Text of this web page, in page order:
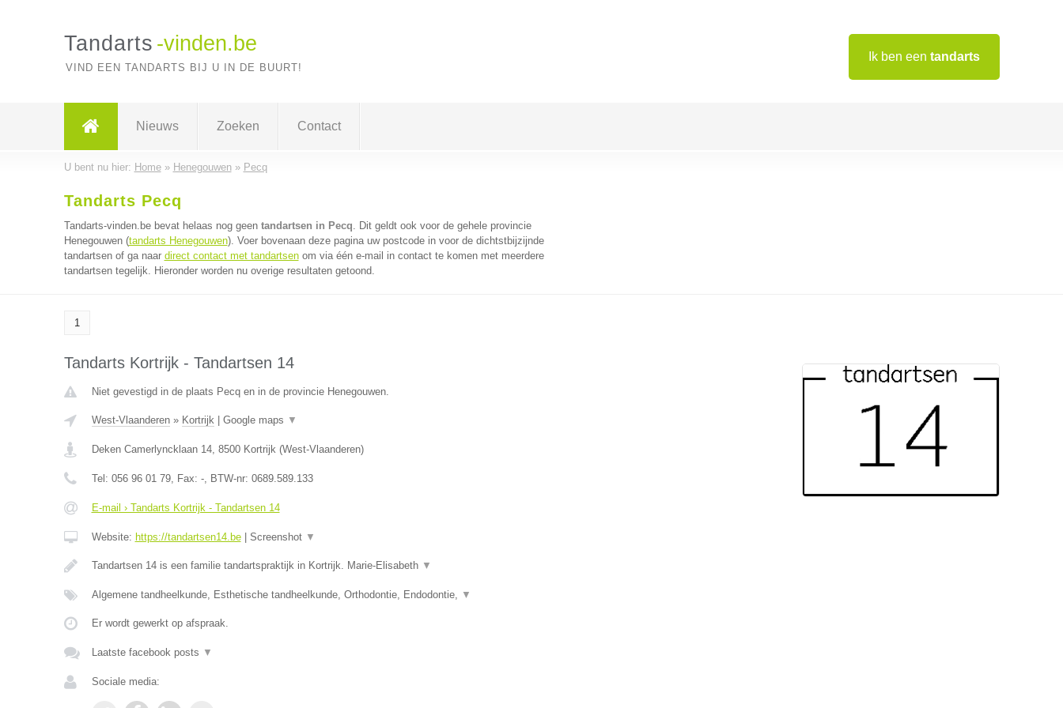
Ik ben een tandarts
Tandarts -vinden.be
VIND EEN TANDARTS BIJ U IN DE BUURT!
Nieuws Zoeken Contact
U bent nu hier: Home» Henegouwen» Pecq
Tandarts Pecq
Tandarts-vinden.be bevat helaas nog geen tandartsen in Pecq. Dit geldt ook voor de gehele provincie
Henegouwen (tandarts Henegouwen). Voer bovenaan deze pagina uw postcode in voor de dichtstbijzijnde
tandartsen of ga naar direct contact met tandartsenom via één e-mail in contact te komen met meerdere
tandartsen tegelijk. Hieronder worden nu overige resultaten getoond.
1
Tandarts Kortrijk - Tandartsen 14
Niet gevestigd in de plaats Pecq en in de provincie Henegouwen.
West-Vlaanderen» Kortrijk| Google maps ▼
Deken Camerlyncklaan 14, 8500 Kortrijk(West-Vlaanderen)
Tel: 056 96 01 79, Fax: -, BTW-nr: 0689.589.133
E-mail › Tandarts Kortrijk - Tandartsen 14
Website: https://tandartsen14.be| Screenshot ▼
Tandartsen 14 is een familie tandartspraktijk in Kortrijk. Marie-Elisabeth ▼
Algemene tandheelkunde, Esthetische tandheelkunde, Orthodontie, Endodontie, ▼
Er wordt gewerkt op afspraak.
Laatste facebook posts ▼
Sociale media: